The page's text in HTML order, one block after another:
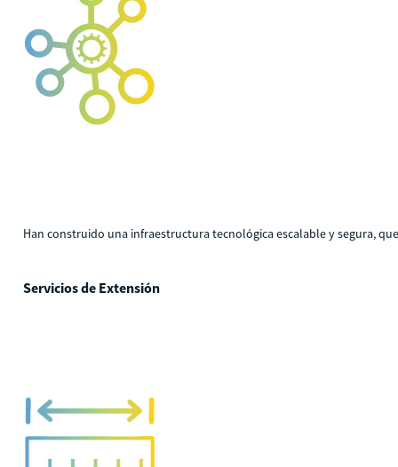
Han construido una infraestructura tecnológica escalable y segura,
Servicios de Extensión